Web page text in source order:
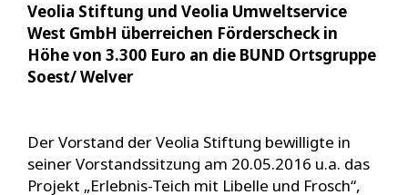
Veolia Stiftung und Veolia Umweltservice
West GmbH überreichen Förderscheck in
Höhe von 3.300 Euro an die BUND Ortsgruppe
Soest/ Welver
Der Vorstand der Veolia Stiftung bewilligte in
seiner Vorstandssitzung am 20.05.2016 u.a. das
Projekt „Erlebnis-Teich mit Libelle und Frosch“,